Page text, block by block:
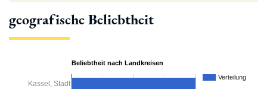
geografische Beliebtheit
Beliebtheit nach Landkreisen
Verteilung
Kassel, Stadt